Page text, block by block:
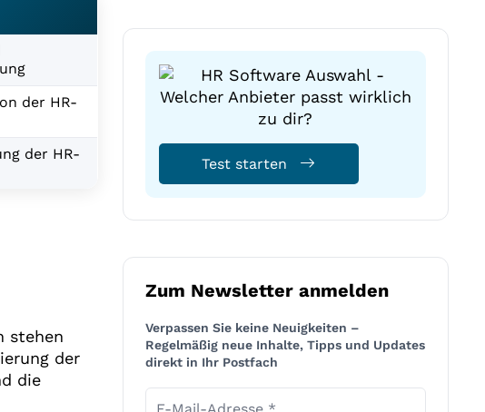
der HR-
der HR-
stehen
der
die
Test starten
Zum Newsletter anmelden
Verpassen Sie keine Neuigkeiten –
Regelmäßig neue Inhalte, Tipps und Updates
direkt in Ihr Postfach